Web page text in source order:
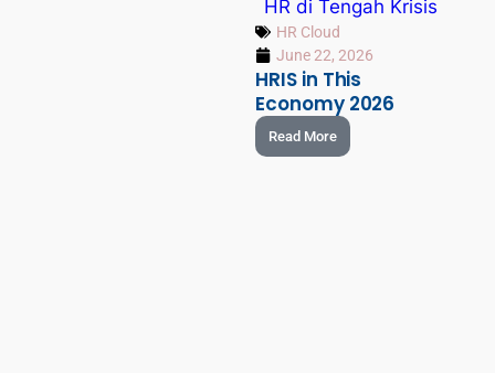
HR Cloud
June 22, 2026
HRIS in This
Economy 2026
Read More